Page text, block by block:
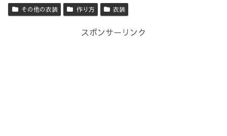
その他の衣装 作り方 衣装
スポンサーリンク